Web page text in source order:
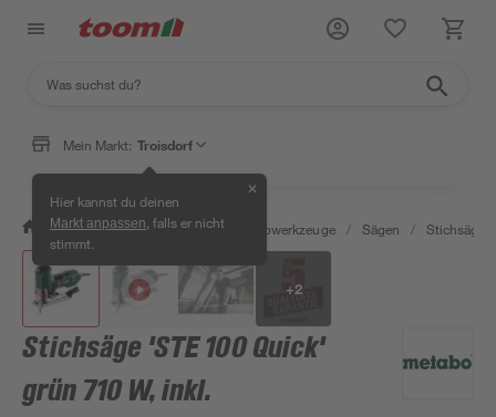
Mein Markt: Troisdorf
Hier kannst du deinen
Markt anpassen , falls er nicht
stimmt.
✕
/ Werkstatt & Maschinen / Elektrowerkzeuge / Sägen / Stichsägen
+2
Stichsäge 'STE 100 Quick'
grün 710 W, inkl.